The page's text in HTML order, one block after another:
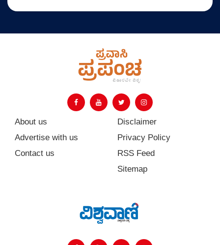
About us
Advertise with us
Contact us
Disclaimer
Privacy Policy
RSS Feed
Sitemap